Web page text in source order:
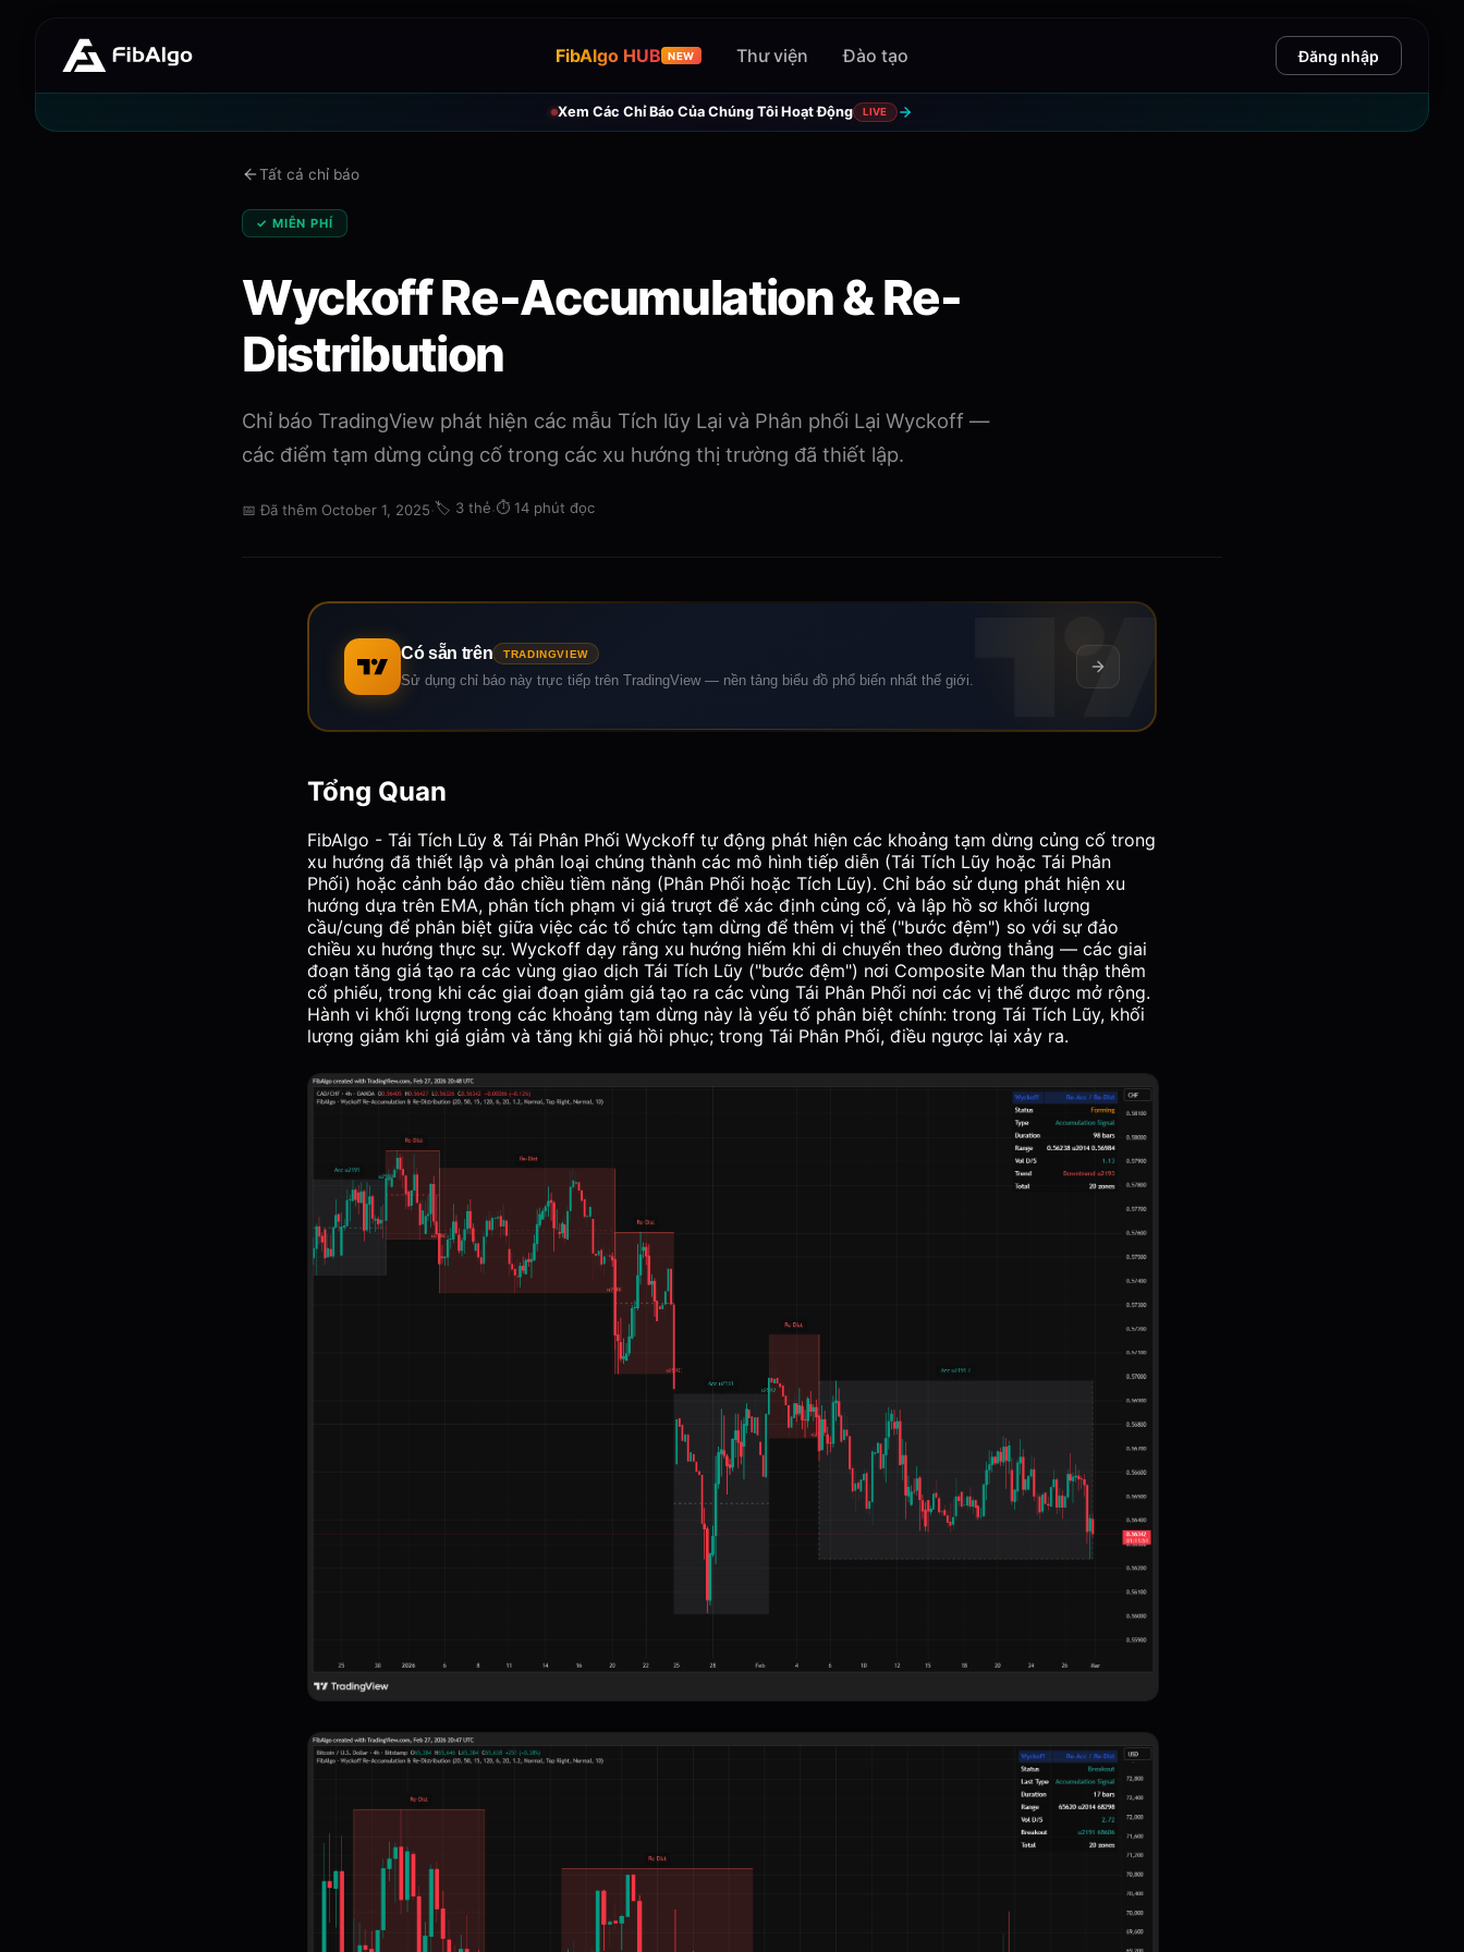
FibAlgo HUB NEW Thư viện Đào tạo Đăng nhập
Xem Các Chỉ Báo Của Chúng Tôi Hoạt Động LIVE
Tất cả chỉ báo
✓ MIỄN PHÍ
Wyckoff Re-Accumulation & Re-
Distribution
Chỉ báo TradingView phát hiện các mẫu Tích lũy Lại và Phân phối Lại Wyckoff —
các điểm tạm dừng củng cố trong các xu hướng thị trường đã thiết lập.
📅 Đã thêm October 1, 2025·🏷️ 3 thẻ·⏱️ 14 phút đọc
Có sẵn trên TRADINGVIEW
Sử dụng chỉ báo này trực tiếp trên TradingView — nền tảng biểu đồ phổ biến nhất thế giới.
Tổng Quan
FibAlgo - Tái Tích Lũy & Tái Phân Phối Wyckoff tự động phát hiện các khoảng tạm dừng củng cố trong
xu hướng đã thiết lập và phân loại chúng thành các mô hình tiếp diễn (Tái Tích Lũy hoặc Tái Phân
Phối) hoặc cảnh báo đảo chiều tiềm năng (Phân Phối hoặc Tích Lũy). Chỉ báo sử dụng phát hiện xu
hướng dựa trên EMA, phân tích phạm vi giá trượt để xác định củng cố, và lập hồ sơ khối lượng
cầu/cung để phân biệt giữa việc các tổ chức tạm dừng để thêm vị thế ("bước đệm") so với sự đảo
chiều xu hướng thực sự. Wyckoff dạy rằng xu hướng hiếm khi di chuyển theo đường thẳng — các giai
đoạn tăng giá tạo ra các vùng giao dịch Tái Tích Lũy ("bước đệm") nơi Composite Man thu thập thêm
cổ phiếu, trong khi các giai đoạn giảm giá tạo ra các vùng Tái Phân Phối nơi các vị thế được mở rộng.
Hành vi khối lượng trong các khoảng tạm dừng này là yếu tố phân biệt chính: trong Tái Tích Lũy, khối
lượng giảm khi giá giảm và tăng khi giá hồi phục; trong Tái Phân Phối, điều ngược lại xảy ra.